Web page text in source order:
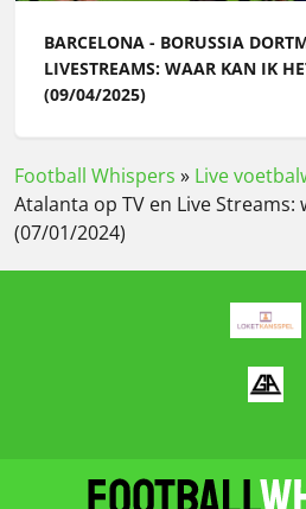
BARCELONA - BORUSSIA
LIVESTREAMS: WAAR KAN IK
(09/04/2025)
Football Whispers » Live
Atalanta op TV en Live Streams:
(07/01/2024)